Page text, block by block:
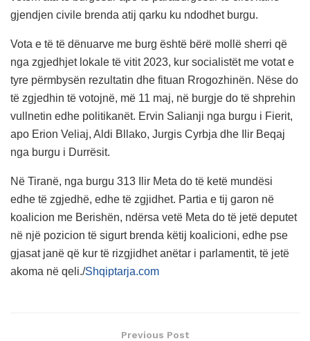
gjendjen civile brenda atij qarku ku ndodhet burgu.
Vota e të të dënuarve me burg është bërë mollë sherri që
nga zgjedhjet lokale të vitit 2023, kur socialistët me votat e
tyre përmbysën rezultatin dhe fituan Rrogozhinën. Nëse do
të zgjedhin të votojnë, më 11 maj, në burgje do të shprehin
vullnetin edhe politikanët. Ervin Salianji nga burgu i Fierit,
apo Erion Veliaj, Aldi Bllako, Jurgis Cyrbja dhe Ilir Beqaj
nga burgu i Durrësit.
Në Tiranë, nga burgu 313 Ilir Meta do të ketë mundësi
edhe të zgjedhë, edhe të zgjidhet. Partia e tij garon në
koalicion me Berishën, ndërsa vetë Meta do të jetë deputet
në një pozicion të sigurt brenda këtij koalicioni, edhe pse
gjasat janë që kur të rizgjidhet anëtar i parlamentit, të jetë
akoma në qeli./Shqiptarja.com
Previous Post